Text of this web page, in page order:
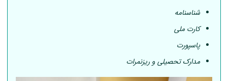
شناسنامه
کارت ملی
پاسپورت
مدارک تحصیلی و ریزنمرات